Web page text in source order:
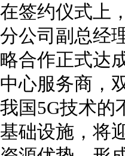
在签约仪式上
分公司副总经
略合作正式达
中心服务商，
我国5G技术的
基础设施，将